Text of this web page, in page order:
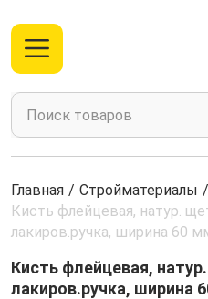
Главная / Стройматериалы /
Кисть флейцевая, натур.
лакиров.ручка, ширина 60
Кисть флейцевая,
лакиров.ручка, ширина